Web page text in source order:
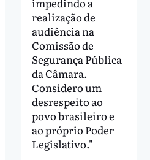
realização de
audiência na
Comissão de
Segurança Pública
da Câmara.
Considero um
desrespeito ao
povo brasileiro e
ao próprio Poder
Legislativo."